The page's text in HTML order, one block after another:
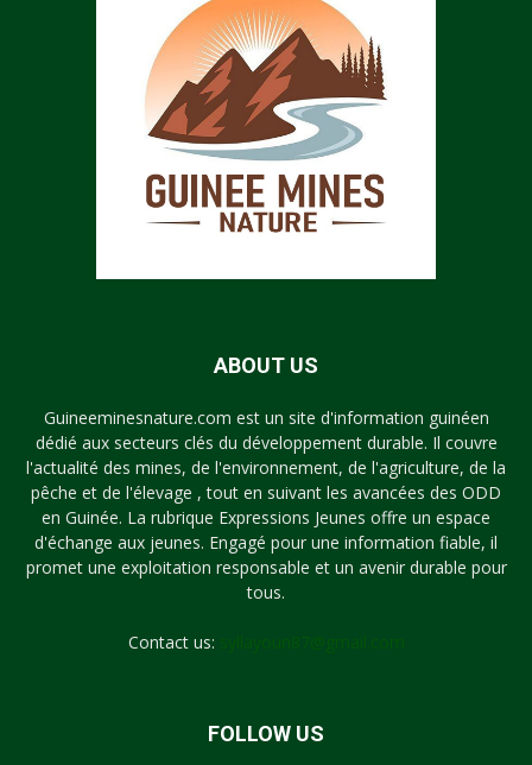
ABOUT US
Guineeminesnature.com est un site d'information guinéen
dédié aux secteurs clés du développement durable. Il couvre
l'actualité des mines, de l'environnement, de l'agriculture, de la
pêche et de l'élevage , tout en suivant les avancées des ODD
en Guinée. La rubrique Expressions Jeunes offre un espace
d'échange aux jeunes. Engagé pour une information fiable, il
promet une exploitation responsable et un avenir durable pour
tous.
Contact us:
FOLLOW US